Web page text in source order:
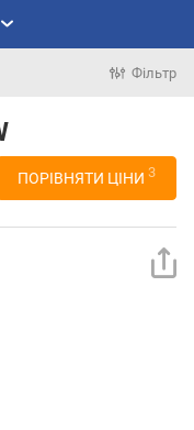
Фільтр
ПОРІВНЯТИ ЦІНИ 3